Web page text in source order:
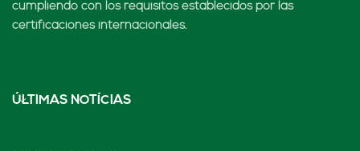
cumpliendo con los requisitos establecidos por las
certificaciones internacionales.
ÚLTIMAS NOTÍCIAS